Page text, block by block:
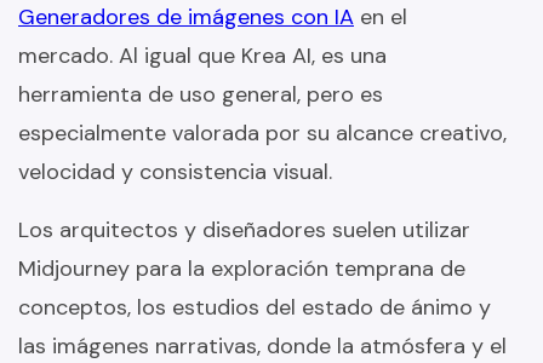
Generadores de imágenes con IA en el
mercado. Al igual que Krea AI, es una
herramienta de uso general, pero es
especialmente valorada por su alcance creativo,
velocidad y consistencia visual.
Los arquitectos y diseñadores suelen utilizar
Midjourney para la exploración temprana de
conceptos, los estudios del estado de ánimo y
las imágenes narrativas, donde la atmósfera y el